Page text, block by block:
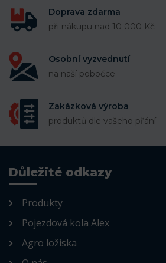
Doprava zdarma
při nákupu nad 10 000 Kč
Osobní vyzvednutí
na naší pobočce
Zakázková výroba
produktů dle vašeho přání
Důležité odkazy
Produkty
Pojezdová kola Alex
Agro ložiska